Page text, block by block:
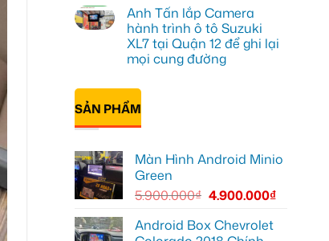
Suzuki
XL7
tại
Quận
9
vì
zin
tiện
Android
box
Geely
EX2
tại
Quận
cấp
giải
trí
bình
luận
ở
Chú
Bảy
độ
gầm
tô
cho
Ford
Thủ
Đức
cần
ánh
sáng
hơn
Anh Tấn lắp Camera
hành trình ô tô Suzuki
XL7 tại Quận 12 để ghi lại
mọi cung đường
có
luận
ở
Anh
Camera
hành
trình
XL7
tại
SẢN PHẨM
Màn Hình Android Minio
Green
5.900.000₫ 4.900.000₫
Android Box Chevrolet